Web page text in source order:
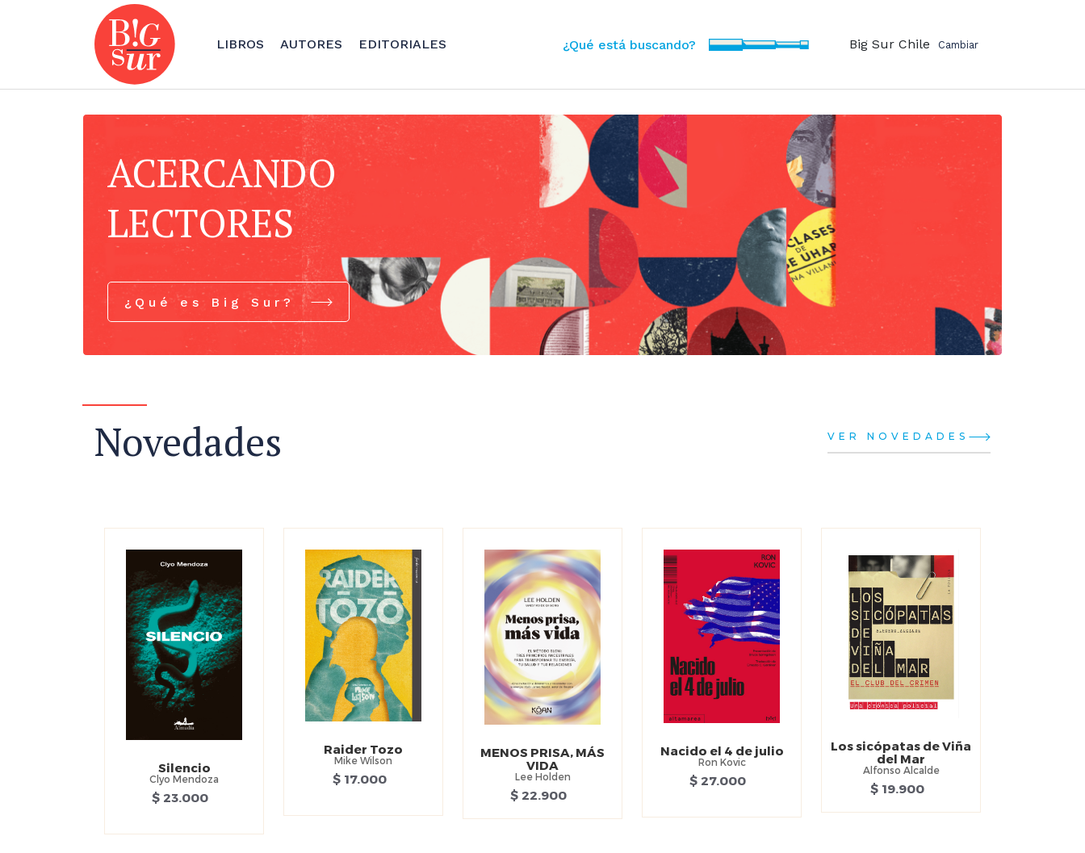
LIBROS AUTORES EDITORIALES ¿Qué está buscando? Big Sur Chile Cambiar
ACERCANDO
LECTORES
¿Qué es Big Sur?
Novedades VER NOVEDADES
Silencio
Clyo Mendoza
$ 23.000
Raider Tozo
Mike Wilson
$ 17.000
MENOS PRISA, MÁS
VIDA
Lee Holden
$ 22.900
Nacido el 4 de julio
Ron Kovic
$ 27.000
Los sicópatas de Viña
del Mar
Alfonso Alcalde
$ 19.900